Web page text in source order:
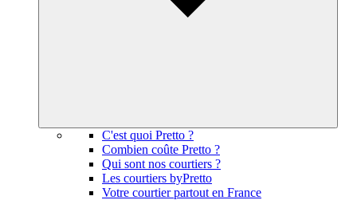
C'est quoi Pretto ?
Combien coûte Pretto ?
Qui sont nos courtiers ?
Les courtiers byPretto
Votre courtier partout en France